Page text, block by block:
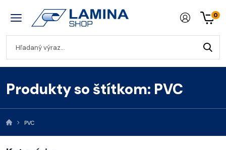
0
Produkty so štítkom: PVC
PVC